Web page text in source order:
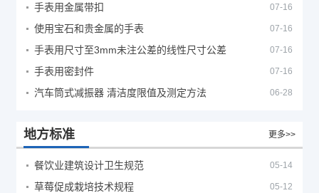
手表用金属带扣 07-16
使用宝石和贵金属的手表 07-16
手表用尺寸至3mm未注公差的线性尺寸公差 07-16
手表用密封件 07-16
汽车筒式减振器 清洁度限值及测定方法 06-28
地方标准 更多>>
餐饮业建筑设计卫生规范 05-14
草莓促成栽培技术规程 05-12